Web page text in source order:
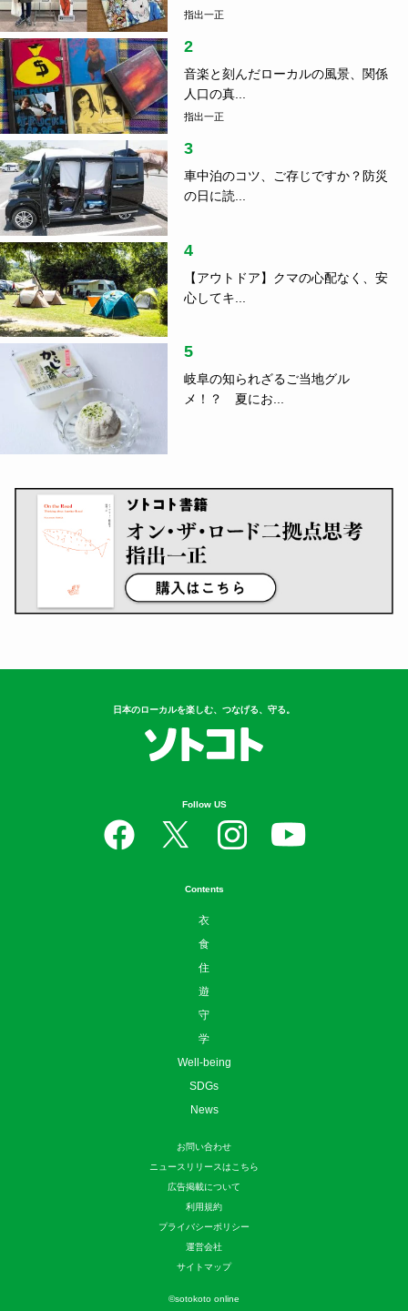
指出一正
2
音楽と刻んだローカルの風景、関係
人口の真...
指出一正
3
車中泊のコツ、ご存じですか？防災
の日に読...
4
【アウトドア】クマの心配なく、安
心してキ...
5
岐阜の知られざるご当地グル
メ！？ 夏にお...
日本のローカルを楽しむ、つなげる、守る。
Follow US
Contents
衣
食
住
遊
守
学
Well-being
SDGs
News
お問い合わせ
ニュースリリースはこちら
広告掲載について
利用規約
プライバシーポリシー
運営会社
サイトマップ
©sotokoto online